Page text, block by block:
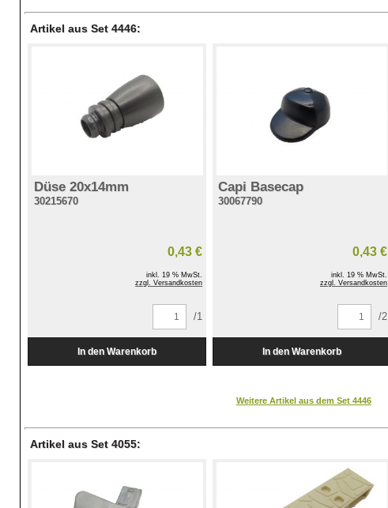
Artikel aus Set 4446:
Düse 20x14mm
30215670
0,43 €
inkl. 19 % MwSt.
zzgl. Versandkosten
/1
Capi Basecap
30067790
0,43 €
inkl. 19 % MwSt.
zzgl. Versandkosten
/2
Weitere Artikel aus dem Set 4446
Artikel aus Set 4055: